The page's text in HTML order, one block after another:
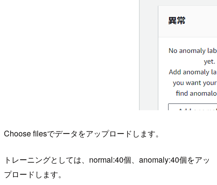
Choose filesでデータをアップロードします。
トレーニングとしては、normal:40個、anomaly:40個をアッ
プロードします。